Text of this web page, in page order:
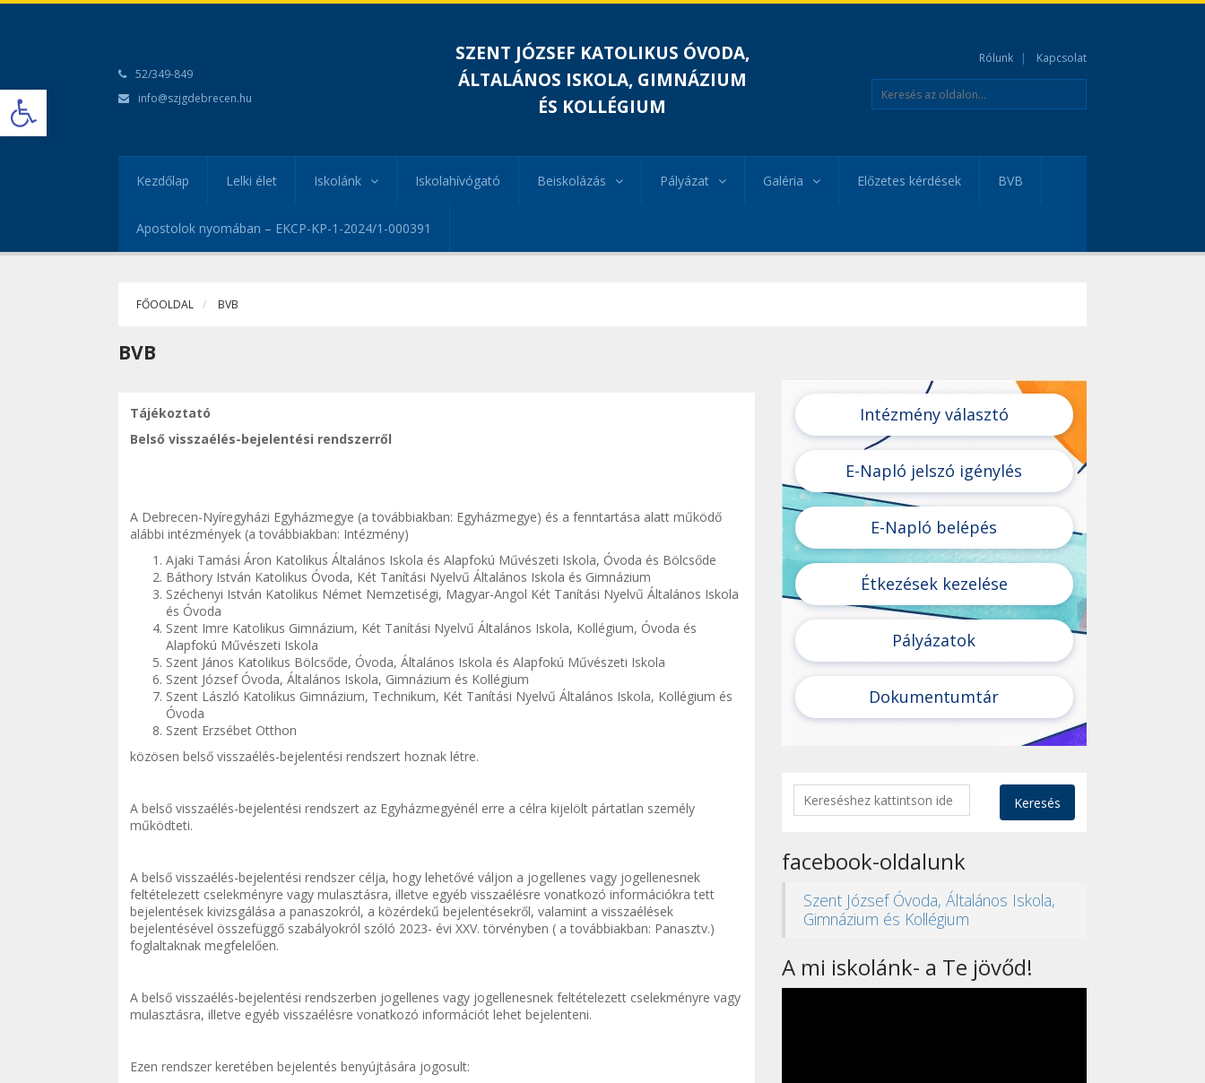
Open toolbar
52/349-849
info@szjgdebrecen.hu
SZENT JÓZSEF KATOLIKUS ÓVODA,
ÁLTALÁNOS ISKOLA, GIMNÁZIUM
ÉS KOLLÉGIUM
Rólunk Kapcsolat
Kezdőlap Lelki élet Iskolánk Iskolahívógató Beiskolázás Pályázat Galéria Előzetes kérdések BVB
Apostolok nyomában – EKCP-KP-1-2024/1-000391
FŐOOLDAL BVB
BVB
Tájékoztató
Belső visszaélés-bejelentési rendszerről
A Debrecen-Nyíregyházi Egyházmegye (a továbbiakban: Egyházmegye) és a fenntartása alatt működő
alábbi intézmények (a továbbiakban: Intézmény)
Ajaki Tamási Áron Katolikus Általános Iskola és Alapfokú Művészeti Iskola, Óvoda és Bölcsőde
Báthory István Katolikus Óvoda, Két Tanítási Nyelvű Általános Iskola és Gimnázium
Széchenyi István Katolikus Német Nemzetiségi, Magyar-Angol Két Tanítási Nyelvű Általános Iskola
és Óvoda
Szent Imre Katolikus Gimnázium, Két Tanítási Nyelvű Általános Iskola, Kollégium, Óvoda és
Alapfokú Művészeti Iskola
Szent János Katolikus Bölcsőde, Óvoda, Általános Iskola és Alapfokú Művészeti Iskola
Szent József Óvoda, Általános Iskola, Gimnázium és Kollégium
Szent László Katolikus Gimnázium, Technikum, Két Tanítási Nyelvű Általános Iskola, Kollégium és
Óvoda
Szent Erzsébet Otthon
közösen belső visszaélés-bejelentési rendszert hoznak létre.
A belső visszaélés-bejelentési rendszert az Egyházmegyénél erre a célra kijelölt pártatlan személy
működteti.
A belső visszaélés-bejelentési rendszer célja, hogy lehetővé váljon a jogellenes vagy jogellenesnek
feltételezett cselekményre vagy mulasztásra, illetve egyéb visszaélésre vonatkozó információkra tett
bejelentések kivizsgálása a panaszokról, a közérdekű bejelentésekről, valamint a visszaélések
bejelentésével összefüggő szabályokról szóló 2023- évi XXV. törvényben ( a továbbiakban: Panasztv.)
foglaltaknak megfelelően.
A belső visszaélés-bejelentési rendszerben jogellenes vagy jogellenesnek feltételezett cselekményre vagy
mulasztásra, illetve egyéb visszaélésre vonatkozó információt lehet bejelenteni.
Ezen rendszer keretében bejelentés benyújtására jogosult:
Intézmény választó
E-Napló jelszó igénylés
E-Napló belépés
Étkezések kezelése
Pályázatok
Dokumentumtár
Keresés
facebook-oldalunk
Szent József Óvoda, Általános Iskola,
Gimnázium és Kollégium
A mi iskolánk- a Te jövőd!